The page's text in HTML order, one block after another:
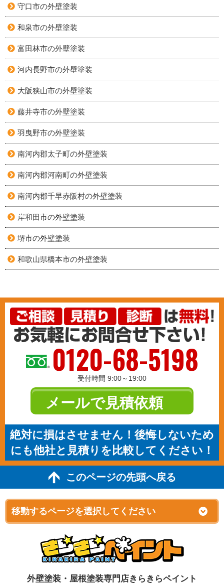
守口市の外壁塗装
和泉市の外壁塗装
富田林市の外壁塗装
河内長野市の外壁塗装
大阪狭山市の外壁塗装
藤井寺市の外壁塗装
羽曳野市の外壁塗装
南河内郡太子町の外壁塗装
南河内郡河南町の外壁塗装
南河内郡千早赤阪村の外壁塗装
岸和田市の外壁塗装
堺市の外壁塗装
和歌山県橋本市の外壁塗装
0120-68-5198
受付時間 9:00～19:00
メールで見積依頼
絶対に損はさせません！後悔しないため
にも他社と見積りを比較してください！
このページの先頭へ戻る
外壁塗装・屋根塗装専門店きらきらペイント